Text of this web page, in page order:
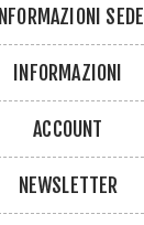
INFORMAZIONI SEDE
INFORMAZIONI
ACCOUNT
NEWSLETTER